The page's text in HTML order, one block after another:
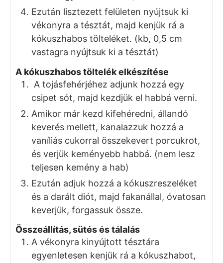
Ezután lisztezett felületen nyújtsuk ki
vékonyra a tésztát, majd kenjük rá a
kókuszhabos tölteléket. (kb, 0,5 cm
vastagra nyújtsuk ki a tésztát)
A kókuszhabos töltelék elkészítése
A tojásfehérjéhez adjunk hozzá egy
csipet sót, majd kezdjük el habbá verni.
Amikor már kezd kifehéredni, állandó
keverés mellett, kanalazzuk hozzá a
vaníliás cukorral összekevert porcukrot,
és verjük keményebb habbá. (nem lesz
teljesen kemény a hab)
Ezután adjuk hozzá a kókuszreszeléket
és a darált diót, majd fakanállal, óvatosan
keverjük, forgassuk össze.
Összeállítás, sütés és tálalás
A vékonyra kinyújtott tésztára
egyenletesen kenjük rá a kókuszhabot,